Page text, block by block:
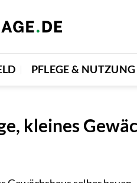
PFLEGE & NUTZUNG
kleines